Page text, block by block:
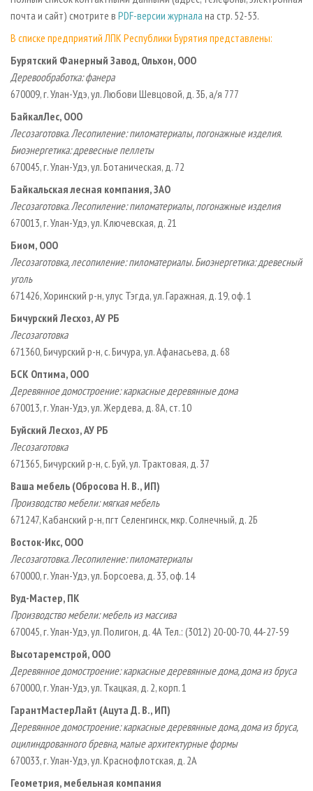
СУШКА ДРЕВЕСИНЫ
ПРОИЗВОДСТВО ДРЕВЕСНЫХ ПЛИТ
ДЕРЕВЯННОЕ ДОМОСТРОЕНИЕ
ПРОИЗВОДСТВО МЕБЕЛИ
БИОЭНЕРГЕТИКА
ЦБП
ИНСТРУМЕНТ И МАТЕРИАЛЫ
ПЕРСОНЫ
МОБИЛЬНЫЕ ВЫСТАВКИ
ОФИЦИАЛЬНЫЕ ДЕЛЕГАЦИИ
ПРИОРИТЕТНЫЕ ИНВЕСТПРОЕКТЫ
RUSSIAN FORESTRY REVIEW
ГАЗЕТА ЛЕСПРОМФОРУМ
БИБЛИОТЕКА СПЕЦИАЛИСТА
КОНТАКТЫ
РЕКЛАМА
РЕКЛАМА НА САЙТЕ
почта и сайт) смотрите в PDF-версии журнала на стр. 52-53.
В списке предприятий ЛПК Республики Бурятия представлены:
Бурятский Фанерный Завод, Ольхон, ООО
Деревообработка: фанера
670009, г. Улан-Удэ, ул. Любови Шевцовой, д. 3Б, а/я 777
БайкалЛес, ООО
Лесозаготовка. Лесопиление: пиломатериалы, погонажные изделия.
Биоэнергетика: древесные пеллеты
670045, г. Улан-Удэ, ул. Ботаническая, д. 72
Байкальская лесная компания, ЗАО
Лесозаготовка. Лесопиление: пиломатериалы, погонажные изделия
670013, г. Улан-Удэ, ул. Ключевская, д. 21
Биом, ООО
Лесозаготовка, лесопиление: пиломатериалы. Биоэнергетика: древесный
уголь
671426, Хоринский р-н, улус Тэгда, ул. Гаражная, д. 19, оф. 1
Бичурский Лесхоз, АУ РБ
Лесозаготовка
671360, Бичурский р-н, с. Бичура, ул. Афанасьева, д. 68
БСК Оптима, ООО
Деревянное домостроение: каркасные деревянные дома
670013, г. Улан-Удэ, ул. Жердева, д. 8А, ст. 10
Буйский Лесхоз, АУ РБ
Лесозаготовка
671365, Бичурский р-н, с. Буй, ул. Трактовая, д. 37
Ваша мебель (Обросова Н. В., ИП)
Производство мебели: мягкая мебель
671247, Кабанский р-н, пгт Селенгинск, мкр. Солнечный, д. 2Б
Восток-Икс, ООО
Лесозаготовка. Лесопиление: пиломатериалы
670000, г. Улан-Удэ, ул. Борсоева, д. 33, оф. 14
Вуд-Мастер, ПК
Производство мебели: мебель из массива
670045, г. Улан-Удэ, ул. Полигон, д. 4А Тел.: (3012) 20-00-70, 44-27-59
Высотаремстрой, ООО
Деревянное домостроение: каркасные деревянные дома, дома из бруса
670000, г. Улан-Удэ, ул. Ткацкая, д. 2, корп. 1
ГарантМастерЛайт (Ацута Д. В., ИП)
Деревянное домостроение: каркасные деревянные дома, дома из бруса,
оцилиндрованного бревна, малые архитектурные формы
670033, г. Улан-Удэ, ул. Краснофлотская, д. 2А
Геометрия, мебельная компания